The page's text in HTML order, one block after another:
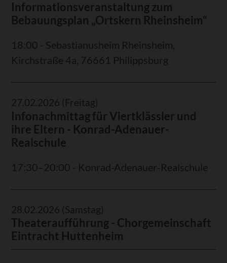
Informationsveranstaltung zum
Bebauungsplan „Ortskern Rheinsheim“
18:00 - Sebastianusheim Rheinsheim,
Kirchstraße 4a, 76661 Philippsburg
27.02.2026 (Freitag)
Infonachmittag für Viertklässler und
ihre Eltern - Konrad-Adenauer-
Realschule
17:30–20:00 - Konrad-Adenauer-Realschule
28.02.2026 (Samstag)
Theateraufführung - Chorgemeinschaft
Eintracht Huttenheim